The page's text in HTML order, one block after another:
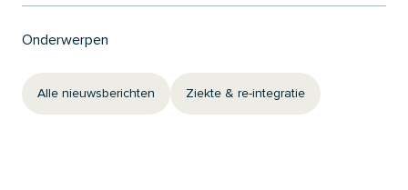
Onderwerpen
Alle nieuwsberichten Ziekte & re-integratie